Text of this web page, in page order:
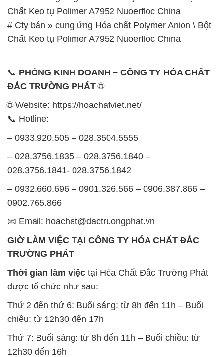
📞PHÒNG KINH DOANH – CÔNG TY HÓA CHẤT
ĐẮC TRƯỜNG PHÁT 🌐
🌐 Website: https://hoachatviet.net/
– 0933.920.505 – 028.3504.5555
028.3756.1841- 028.3756.1842
0902.765.866
📧 Email: hoachat@dactruongphat.vn
TRƯỜNG PHÁT
được tổ chức như sau:
Thứ 2 đến thứ 6: Buổi sáng: từ 8h đến 11h – Buổi
chiều: từ 12h30 đến 17h
Thứ 7: Buổi sáng: từ 8h đến 11h – Buổi chiều: từ
12h30 đến 16h
Chủ nhật: Nghỉ chủ nhật hàng tuần
thủ giờ làm việc để đảm bảo sự hỗ trợ tốt nhất cho